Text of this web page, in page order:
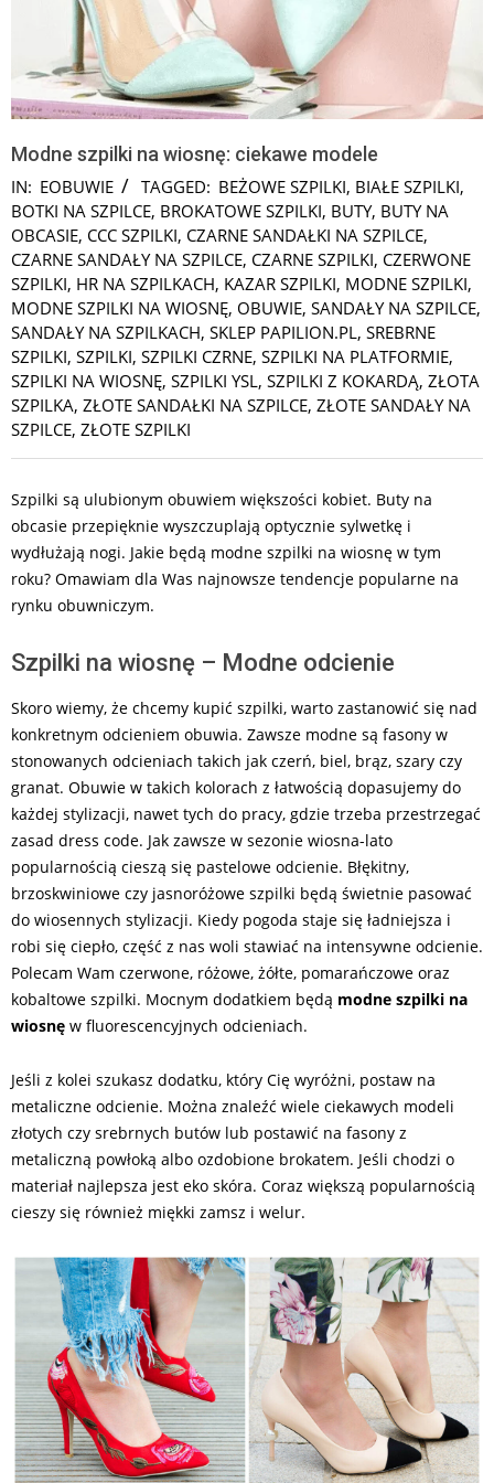
Modne szpilki na wiosnę: ciekawe modele
IN: EOBUWIE TAGGED: BEŻOWE SZPILKI, BIAŁE SZPILKI,
BOTKI NA SZPILCE, BROKATOWE SZPILKI, BUTY, BUTY NA
OBCASIE, CCC SZPILKI, CZARNE SANDAŁKI NA SZPILCE,
CZARNE SANDAŁY NA SZPILCE, CZARNE SZPILKI, CZERWONE
SZPILKI, HR NA SZPILKACH, KAZAR SZPILKI, MODNE SZPILKI,
MODNE SZPILKI NA WIOSNĘ, OBUWIE, SANDAŁY NA SZPILCE,
SANDAŁY NA SZPILKACH, SKLEP PAPILION.PL, SREBRNE
SZPILKI, SZPILKI, SZPILKI CZRNE, SZPILKI NA PLATFORMIE,
SZPILKI NA WIOSNĘ, SZPILKI YSL, SZPILKI Z KOKARDĄ, ZŁOTA
SZPILKA, ZŁOTE SANDAŁKI NA SZPILCE, ZŁOTE SANDAŁY NA
SZPILCE, ZŁOTE SZPILKI
Szpilki są ulubionym obuwiem większości kobiet. Buty na
obcasie przepięknie wyszczuplają optycznie sylwetkę i
wydłużają nogi. Jakie będą modne szpilki na wiosnę w tym
roku? Omawiam dla Was najnowsze tendencje popularne na
rynku obuwniczym.
Szpilki na wiosnę – Modne odcienie
Skoro wiemy, że chcemy kupić szpilki, warto zastanowić się nad
konkretnym odcieniem obuwia. Zawsze modne są fasony w
stonowanych odcieniach takich jak czerń, biel, brąz, szary czy
granat. Obuwie w takich kolorach z łatwością dopasujemy do
każdej stylizacji, nawet tych do pracy, gdzie trzeba przestrzegać
zasad dress code. Jak zawsze w sezonie wiosna-lato
popularnością cieszą się pastelowe odcienie. Błękitny,
brzoskwiniowe czy jasnoróżowe szpilki będą świetnie pasować
do wiosennych stylizacji. Kiedy pogoda staje się ładniejsza i
robi się ciepło, część z nas woli stawiać na intensywne odcienie.
Polecam Wam czerwone, różowe, żółte, pomarańczowe oraz
kobaltowe szpilki. Mocnym dodatkiem będą modne szpilki na
wiosnę w fluorescencyjnych odcieniach.
Jeśli z kolei szukasz dodatku, który Cię wyróżni, postaw na
metaliczne odcienie. Można znaleźć wiele ciekawych modeli
złotych czy srebrnych butów lub postawić na fasony z
metaliczną powłoką albo ozdobione brokatem. Jeśli chodzi o
materiał najlepsza jest eko skóra. Coraz większą popularnością
cieszy się również miękki zamsz i welur.